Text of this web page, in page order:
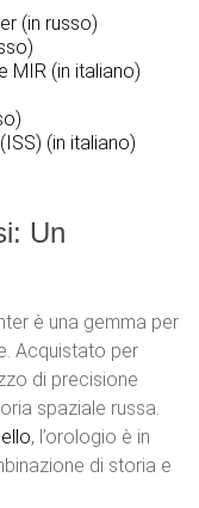
(in russo)
MIR (in italiano)
(in italiano)
Un
è una gemma per
Acquistato per
di precisione
spaziale russa.
, l’orologio è in
di storia e